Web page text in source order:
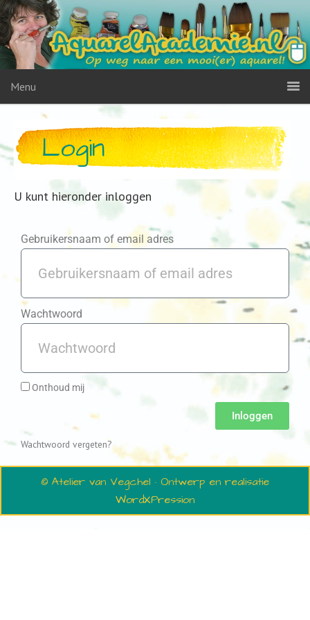
Menu
Login
U kunt hieronder inloggen
Gebruikersnaam of email adres
Wachtwoord
Onthoud mij
Inloggen
Wachtwoord vergeten?
© Atelier van Vegchel · Ontwerp en realisatie
WordXPression